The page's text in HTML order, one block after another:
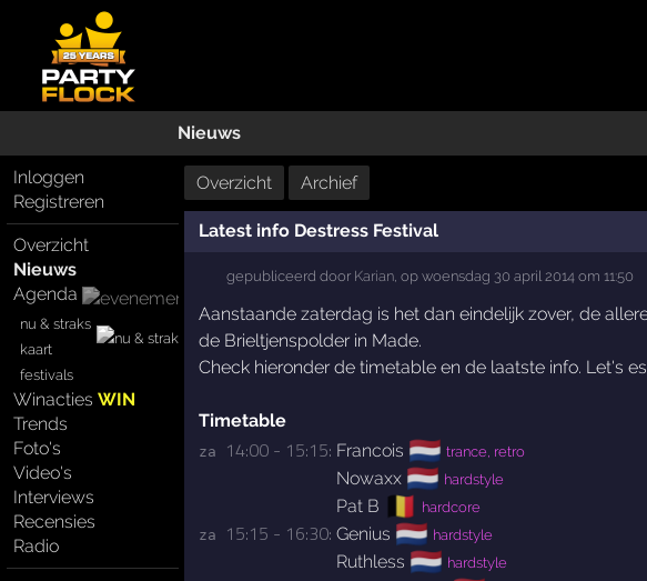
Nieuws
Inloggen
Registreren
Overzicht
Nieuws
Agenda
nu & straks
kaart
festivals
WinactiesWIN
Trends
Foto's
Video's
Interviews
Recensies
Radio
Overzicht Archief
Latest info Destress Festival
gepubliceerd door Karian, opwoensdag 30 april 2014 om 11:50
Aanstaande zaterdag is het dan eindelijk zover, de
de Brieltjenspolder in Made.
Check hieronder de timetable en de laatste info. Let's
Timetable
za 14:00 - 15:15: Francois 🇳🇱 trance, retro
Nowaxx 🇳🇱 hardstyle
Pat B 🇧🇪 hardcore
za
15:15 - 16:30: Genius 🇳🇱 hardstyle
Ruthless 🇳🇱 hardstyle